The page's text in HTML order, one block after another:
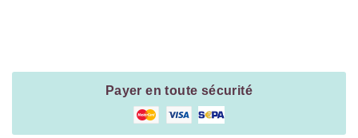
Payer en toute sécurité